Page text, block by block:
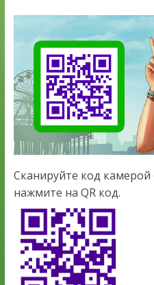
Сканируйте код камерой
нажмите на QR код.